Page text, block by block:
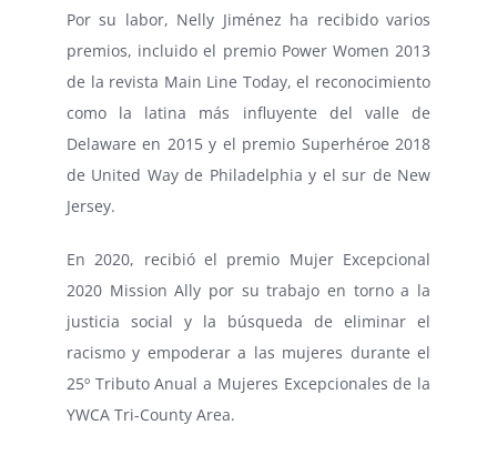
Por su labor, Nelly Jiménez ha recibido varios
premios, incluido el premio Power Women 2013
de la revista Main Line Today, el reconocimiento
como la latina más influyente del valle de
Delaware en 2015 y el premio Superhéroe 2018
de United Way de Philadelphia y el sur de New
Jersey.
En 2020, recibió el premio Mujer Excepcional
2020 Mission Ally por su trabajo en torno a la
justicia social y la búsqueda de eliminar el
racismo y empoderar a las mujeres durante el
25º Tributo Anual a Mujeres Excepcionales de la
YWCA Tri-County Area.